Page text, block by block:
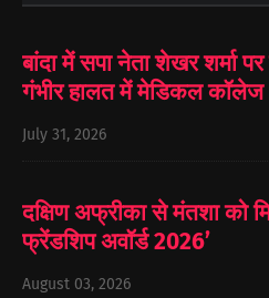
बांदा में सपा नेता शेखर शर्मा
गंभीर हालत में मेडिकल कॉलेज
July 31, 2026
दक्षिण अफ्रीका से मंतशा को
फ्रेंडशिप अवॉर्ड 2026’
August 03, 2026